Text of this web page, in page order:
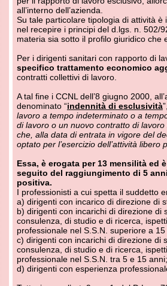
a cui spetta il suddetto
dirigenti con incarico di
dirigenti con incarichi di direzione di struttura
di studio e di ricerca, ispettivi, di
nel S.S.N. superiore a 15 anni;
di studio e di ricerca, ispettivi, di
nel S.S.N. tra 5 e 15 anni;
dirigenti con esperienza professionale nel
con l’art. 9, co. 1, del D.L. n. 78/2010,
degli incrementi retributivi dei dirigenti
sino al 31.12.2014 dal D.P.R. n. 122/
in particolare, l’art. 9 che“per gli anni
dipendenti […] non può superare, in ogni
l’anno 2010, al netto degli effetti derivanti da
di carriera comunque denominate”.
altre parole, secondo la disposizione citata, il
caso di“eventi straordinari” che incidono sulla
che modificano la tipologia e le condizioni
suddetta norma ha dato origine ad una
all’indennità di esclusività ed ha portato
del menzionato emolumento.
invero, è bene precisare che il rifiuto, da
dell’indennità di esclusività in
del D.L. 78/2010, è assolutamente illegittimo.
appena esposto trova conferma
delle Regioni e delle Province